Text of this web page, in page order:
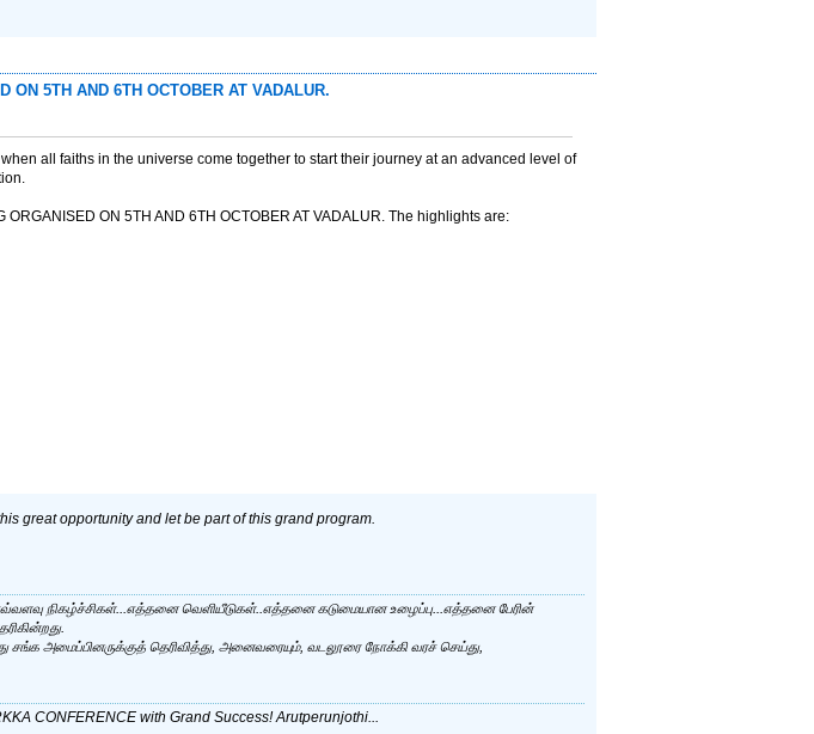
ON 5TH AND 6TH OCTOBER AT VADALUR.
all faiths in the universe come together to start their journey at an advanced level of
ON 5TH AND 6TH OCTOBER AT VADALUR. The highlights are:
great opportunity and let be part of this grand program.
நிகழ்ச்சிகள்...எத்தனை வெளியீடுகள்..எத்தனை கடுமையான உழைப்பு...எத்தனை பேரின்
அமைப்பினருக்குத் தெரிவித்து, அனைவரையும், வடலூரை நோக்கி வரச் செய்து,
CONFERENCE with Grand Success! Arutperunjothi...